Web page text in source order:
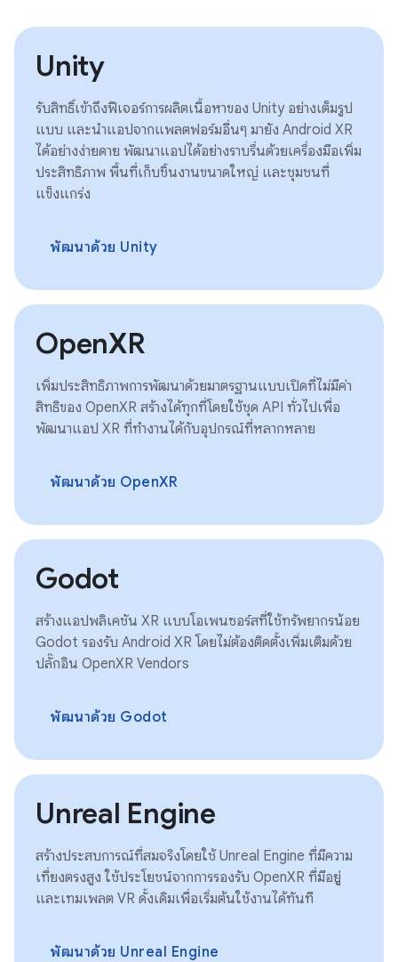
Unity
รับสิทธิ์เข้าถึงฟีเจอร์การผลิตเนื้อหาของ Unity อย่างเต็มรูป
แบบ และนําแอปจากแพลตฟอร์มอื่นๆ มายัง Android XR
ได้อย่างง่ายดาย พัฒนาแอปได้อย่างราบรื่นด้วยเครื่องมือเพิ่ม
ประสิทธิภาพ พื้นที่เก็บชิ้นงานขนาดใหญ่ และชุมชนที่
แข็งแกร่ง
พัฒนาด้วย Unity
OpenXR
เพิ่มประสิทธิภาพการพัฒนาด้วยมาตรฐานแบบเปิดที่ไม่มีค่า
สิทธิของ OpenXR สร้างได้ทุกที่โดยใช้ชุด API ทั่วไปเพื่อ
พัฒนาแอป XR ที่ทำงานได้กับอุปกรณ์ที่หลากหลาย
พัฒนาด้วย OpenXR
Godot
สร้างแอปพลิเคชัน XR แบบโอเพนซอร์สที่ใช้ทรัพยากรน้อย
Godot รองรับ Android XR โดยไม่ต้องติดตั้งเพิ่มเติมด้วย
ปลั๊กอิน OpenXR Vendors
พัฒนาด้วย Godot
Unreal Engine
สร้างประสบการณ์ที่สมจริงโดยใช้ Unreal Engine ที่มีความ
เที่ยงตรงสูง ใช้ประโยชน์จากการรองรับ OpenXR ที่มีอยู่
และเทมเพลต VR ดั้งเดิมเพื่อเริ่มต้นใช้งานได้ทันที
พัฒนาด้วย Unreal Engine